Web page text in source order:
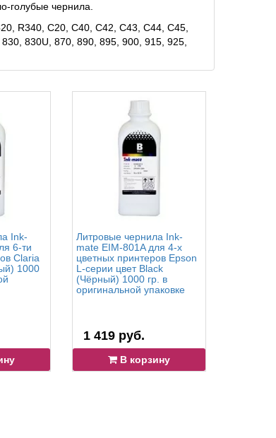
голубые чернила.
R340, C20, C40, C42, C43, C44, C45,
830U, 870, 890, 895, 900, 915, 925,
Ink-
6-ти
Claria
1000
Литровые чернила Ink-
mate EIM-801A для 4-х
цветных принтеров Epson
L-серии цвет Black
(Чёрный) 1000 гр. в
оригинальной упаковке
1 419 руб.
В корзину